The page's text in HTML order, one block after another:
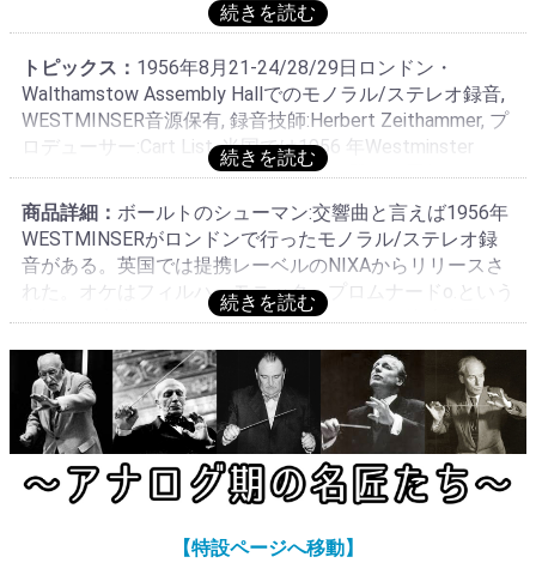
トピックス： 1956年8月21-24/28/29日ロンドン・
Walthamstow Assembly Hallでのモノラル/ステレオ 録音,
WESTMINSER音源保有, 録音技師:Herbert Zeithammer, プ
ロデューサー:Cart List, 米国では1956 年Westminster
Recording Co., Inc.によりコピーライト登録・同年
WESTMINSERから1番:不明/WST 14013にて初リリース,
1958年1/2番のカップリングでWESTMINSER:XWN
18670/不明, 3/4番のカップリングでXWN 18671/不明, 英
国ではNIXA: NCT 17004-7(バラ4枚・10")でモノラルのみ
発売ではないかと思われる→1967年頃NIXA→PYEにレー
ス, 3/4番:GGC 4067/GDGC 14067(当装丁)にて初リリース,
PYEレーベルはNIXAの後継レーベルでプレス自体は再版
となるがステレオは初リリースと思われる
商品詳細： ボールトのシューマン:交響曲と言えば1956年
WESTMINSERがロンドンで行ったモノラル/ステレオ録
音がある。英国では提携レーベルのNIXAからリリースさ
れた。オケはフィルハーモニック・プロムナードo.という
表記だが実際はロンドン・フィルハーモニー管弦楽団で
あった。これはシューマンの没後100年を記念して行われ
たプロジェクトで全4曲が録音された。ボールトとシュー
マンはあまり結び付かないが、実はモノラル期にしっか
り録音されていた。早めのテンポでグイグイと突き進ん
でいく濃密な名演で専門家の評価は高い。生涯で唯一の
録音らしくプレスも少ないのであまり知られていない録
音だったことは確かである。NIXAレーベルでは10"のモノ
レオは1967年の盤が最初と思われる。このプレスはほと
【特設ページへ移動】